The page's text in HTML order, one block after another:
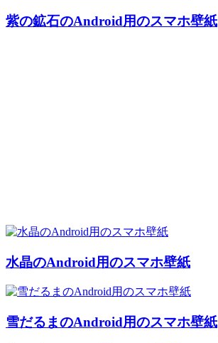
紫の鉱石のAndroid用のスマホ壁紙
水晶のAndroid用のスマホ壁紙
雪だるまのAndroid用のスマホ壁紙